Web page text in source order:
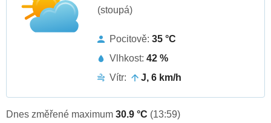
(stoupá)
Pocitově: 35 °C
Vlhkost: 42 %
Vítr:
J, 6 km/h
Dnes změřené maximum 30.9 °C (13:59)